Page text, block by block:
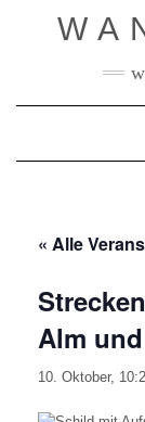
« Alle
Alm
10. Oktober,